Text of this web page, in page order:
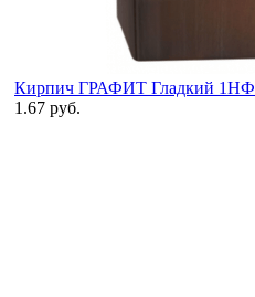
Кирпич ГРАФИТ Гладкий 1НФ
1.67 руб.